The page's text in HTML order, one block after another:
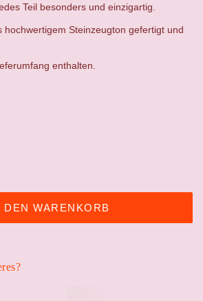
DEN WARENKORB
Teil besonders und einzigartig.
hochwertigem Steinzeugton gefertigt und
enthalten.